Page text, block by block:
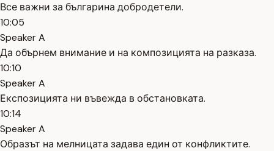
Все важни за българина добродетели.
10:05
Speaker A
Да обърнем внимание и на композицията на разказа.
10:10
Speaker A
Експозицията ни въвежда в обстановката.
10:14
Speaker A
Образът на мелницата задава един от конфликтите.